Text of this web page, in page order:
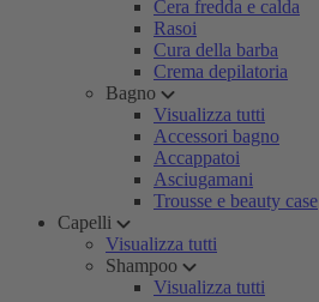
Cera fredda e calda
Rasoi
Cura della barba
Crema depilatoria
Bagno
Visualizza tutti
Accessori bagno
Accappatoi
Asciugamani
Trousse e beauty case
Capelli
Visualizza tutti
Shampoo
Visualizza tutti